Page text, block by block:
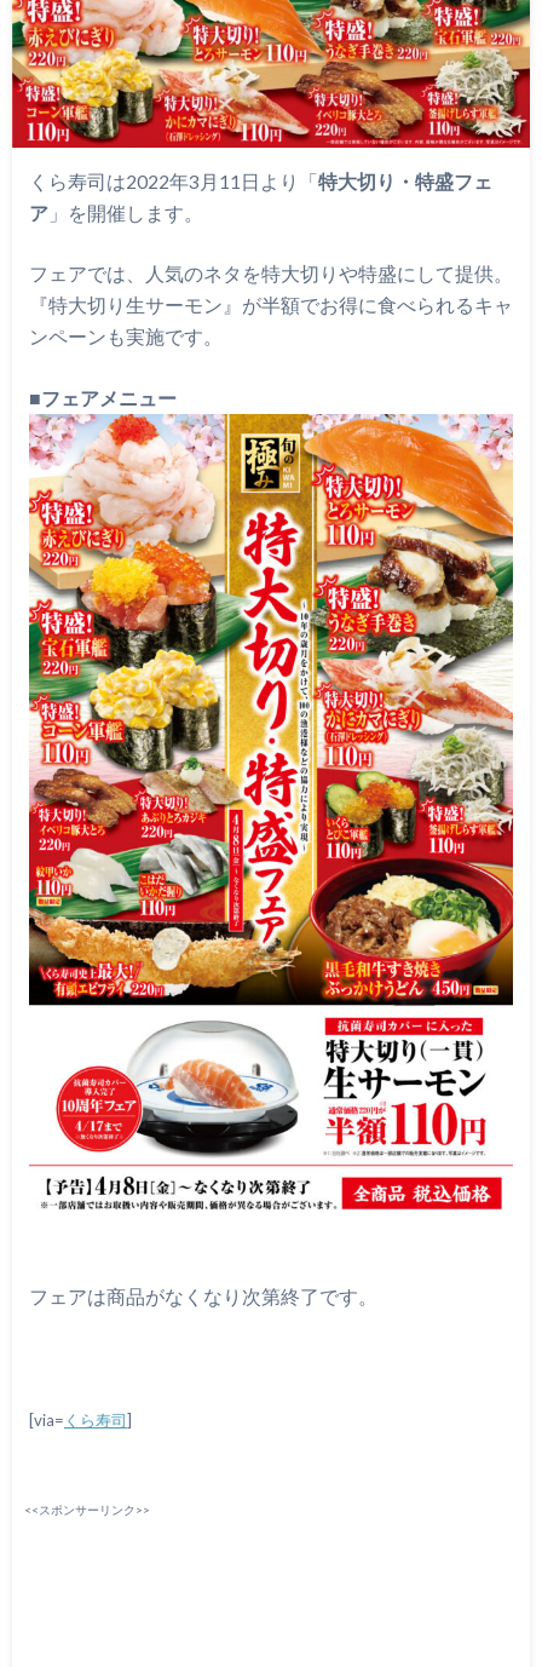
くら寿司は2022年3月11日より「特大切り・特盛フェ
ア」を開催します。
フェアでは、人気のネタを特大切りや特盛にして提供。
『特大切り生サーモン』が半額でお得に食べられるキャ
ンペーンも実施です。
■フェアメニュー
フェアは商品がなくなり次第終了です。
[via= くら寿司]
<<スポンサーリンク>>